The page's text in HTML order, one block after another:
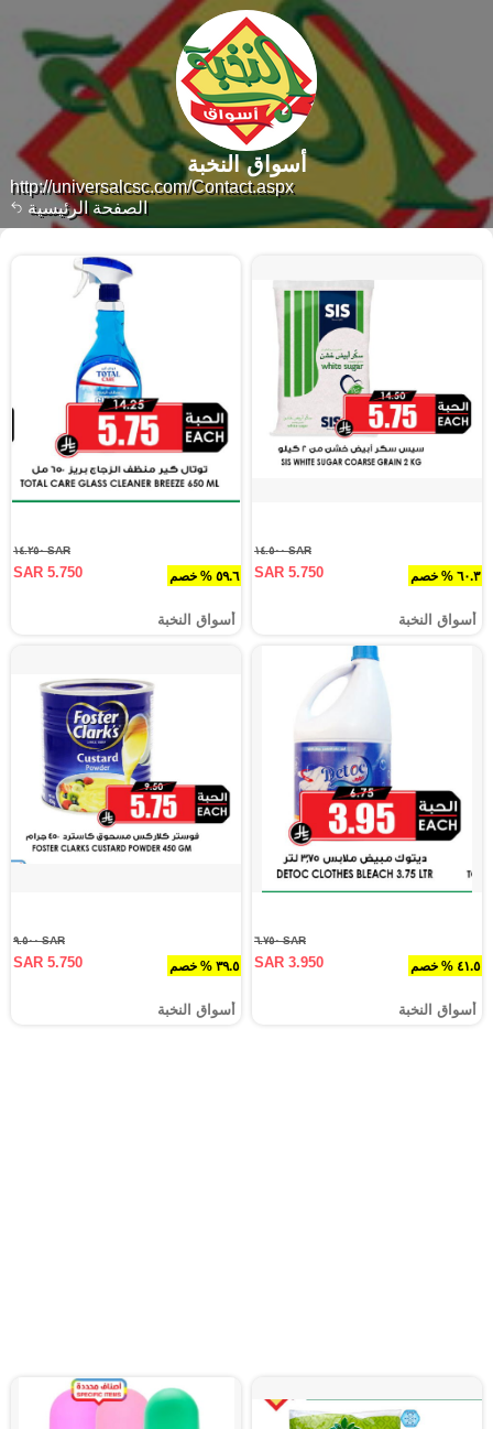
الصفحة الرئيسية
http://universalcsc.com/Contact.aspx
أسواق النخبة
٦٠.٣ % خصم
SAR ١٤.٥٠٠
SAR 5.750
أسواق النخبة
٥٩.٦ % خصم
SAR ١٤.٢٥٠
SAR 5.750
أسواق النخبة
٤١.٥ % خصم
SAR ٦.٧٥٠
SAR 3.950
أسواق النخبة
٣٩.٥ % خصم
SAR ٩.٥٠٠
SAR 5.750
أسواق النخبة